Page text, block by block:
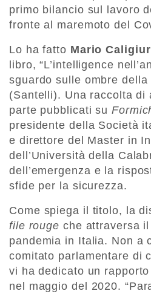
primo bilancio sul lavoro
fronte al maremoto del
Lo ha fatto Mario
libro, “L’intelligence
sguardo sulle ombre della
(Santelli). Una raccolta di
parte pubblicati su
presidente della Società
e direttore del Master in
dell’Università della
dell’emergenza e la
sfide per la sicurezza.
Come spiega il titolo, la
file rouge che attraversa
pandemia in Italia. Non a
comitato parlamentare di
vi ha dedicato un
nel maggio del 2020.